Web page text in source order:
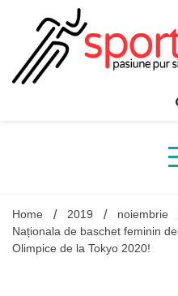
Home 2019 noiembrie
Naționala de baschet feminin
Olimpice de la Tokyo 2020!